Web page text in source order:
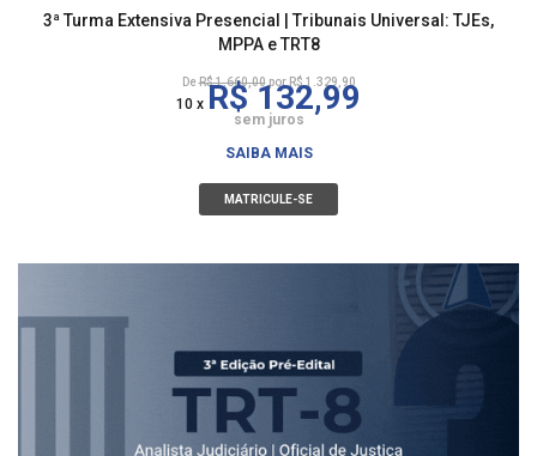
3ª Turma Extensiva Presencial | Tribunais Universal: TJEs,
MPPA e TRT8
DeR$ 1.660,00por R$ 1.329,90
10 x R$ 132,99
sem juros
SAIBA MAIS
MATRICULE-SE